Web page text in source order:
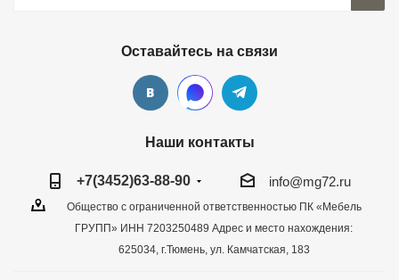
Оставайтесь на связи
Наши контакты
+7(3452)63-88-90 info@mg72.ru
Общество с ограниченной ответственностью ПК «Мебель
ГРУПП» ИНН 7203250489 Адрес и место нахождения:
625034, г.Тюмень, ул. Камчатская, 183